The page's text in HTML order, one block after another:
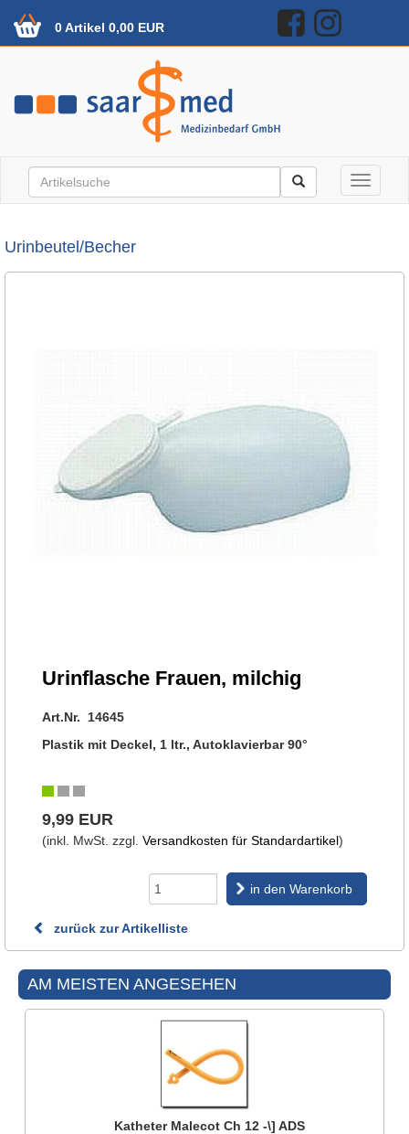
0 Artikel 0,00 EUR
Toggle
Urinbeutel/Becher
Urinflasche Frauen, milchig
Art.Nr. 14645
Plastik mit Deckel, 1 ltr., Autoklavierbar 90°
9,99 EUR
(inkl. MwSt. zzgl. Versandkosten für Standardartikel)
in den Warenkorb
zurück zur Artikelliste
AM MEISTEN ANGESEHEN
Katheter Malecot Ch 12 -\] ADS